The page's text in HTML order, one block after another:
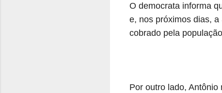
O democrata informa
e, nos próximos dias,
cobrado pela
Por outro lado,